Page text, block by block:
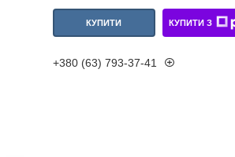
КУПИТИ КУПИТИ З
+380 (63) 793-37-41